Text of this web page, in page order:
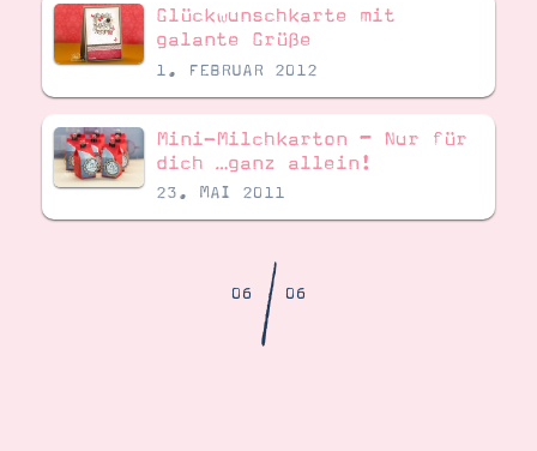
Tipps & Tricks
Ordnungstipps
Glückwunschkarte mit
galante Grüße
1. FEBRUAR 2012
Mini-Milchkarton – Nur für
dich …ganz allein!
23. MAI 2011
06/06